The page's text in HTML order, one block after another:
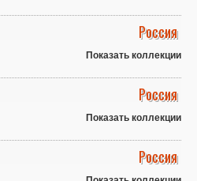
Россия
Показать коллекции
Россия
Показать коллекции
Россия